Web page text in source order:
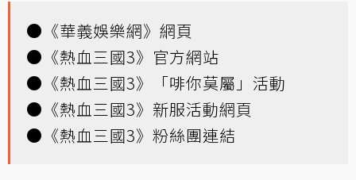
● 《華義娛樂網》網頁
● 《熱血三國3》官方網站
● 《熱血三國3》「啡你莫屬」活動
● 《熱血三國3》新服活動網頁
● 《熱血三國3》粉絲團連結